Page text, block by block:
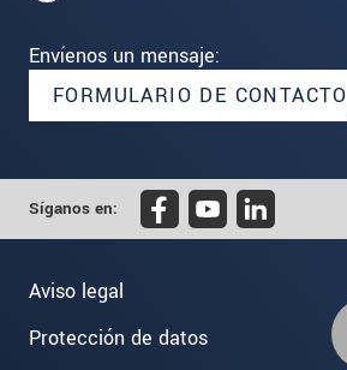
Envíenos un mensaje:
FORMULARIO DE CONTACTO
Síganos en:
Aviso legal
Protección de datos